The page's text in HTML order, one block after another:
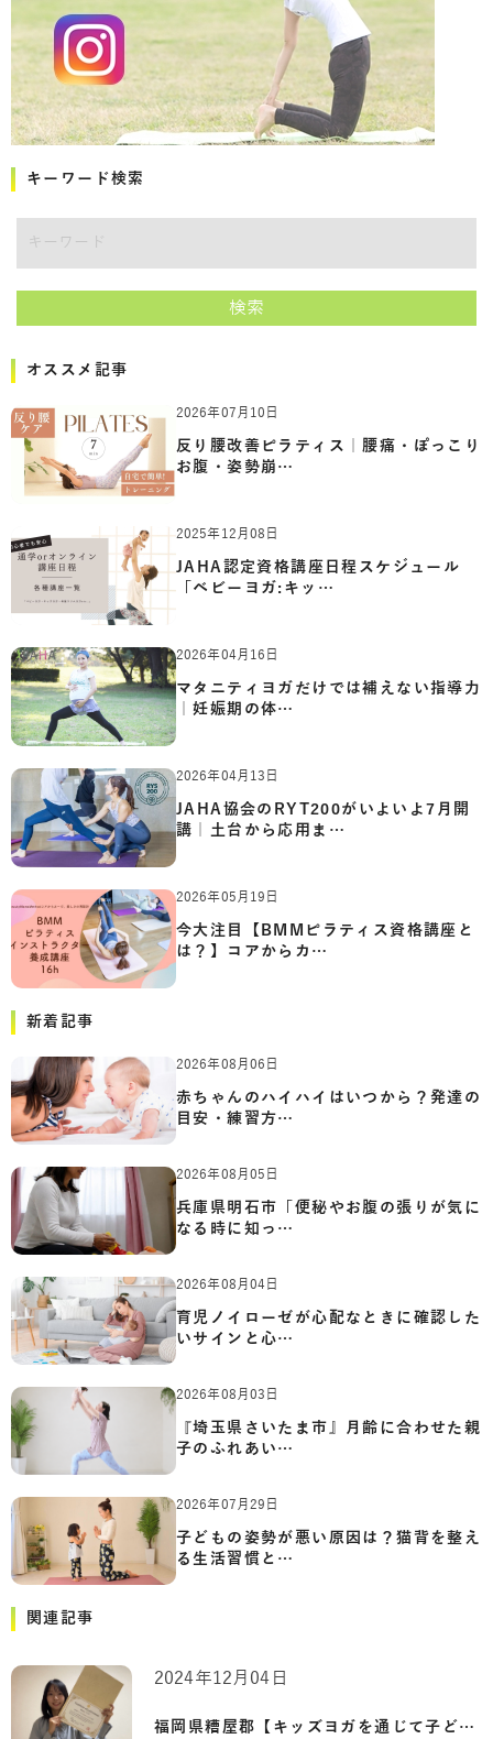
キーワード検索
検索
オススメ記事
2026年07月10日
反り腰改善ピラティス｜腰痛・ぽっこり
お腹・姿勢崩…
2025年12月08日
JAHA認定資格講座日程スケジュール
「ベビーヨガ:キッ…
2026年04月16日
マタニティヨガだけでは補えない指導力
｜妊娠期の体…
2026年04月13日
JAHA協会のRYT200がいよいよ7月開
講｜土台から応用ま…
2026年05月19日
今大注目【BMMピラティス資格講座と
は？】コアからカ…
新着記事
2026年08月06日
赤ちゃんのハイハイはいつから？発達の
目安・練習方…
2026年08月05日
兵庫県明石市「便秘やお腹の張りが気に
なる時に知っ…
2026年08月04日
育児ノイローゼが心配なときに確認した
いサインと心…
2026年08月03日
『埼玉県さいたま市』月齢に合わせた親
子のふれあい…
2026年07月29日
子どもの姿勢が悪い原因は？猫背を整え
る生活習慣と…
関連記事
福岡県糟屋郡【キッズヨガを通じて子ども…
2024年12月04日